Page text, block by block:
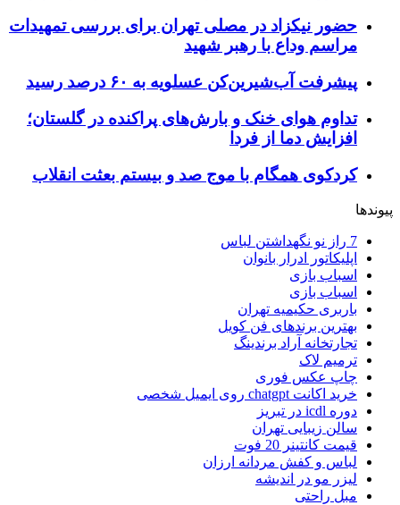
حضور نیکزاد در مصلی تهران برای بررسی تمهیدات
مراسم وداع با رهبر شهید
پیشرفت آب‌شیرین‌کن عسلویه به ۶۰ درصد رسید
تداوم هوای خنک و بارش‌های پراکنده در گلستان؛
افزایش دما از فردا
کردکوی همگام با موج صد و بیستم بعثت انقلاب
پیوندها
7 راز نو نگهداشتن لباس
اپلیکاتور ادرار بانوان
اسباب بازی
اسباب بازی
باربری حکیمیه تهران
بهترین برندهای فن کویل
تجارتخانه آراد برندینگ
ترمیم لاک
چاپ عکس فوری
خرید اکانت chatgpt روی ایمیل شخصی
دوره icdl در تبریز
سالن زیبایی تهران
قیمت کانتینر 20 فوت
لباس و کفش مردانه ارزان
لیزر مو در اندیشه
مبل راحتی